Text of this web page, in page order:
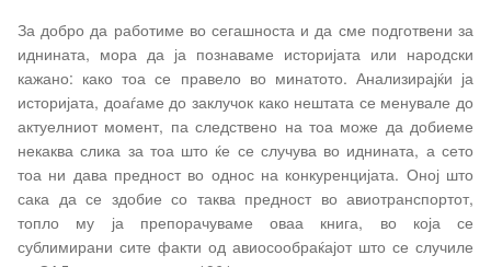
За добро да работиме во сегашноста и да сме подготвени за
иднината, мора да ја познаваме историјата или народски
кажано: како тоа се правело во минатото. Анализирајќи ја
историјата, доаѓаме до заклучок како нештата се менувале до
актуелниот момент, па следствено на тоа може да добиеме
некаква слика за тоа што ќе се случува во иднината, а сето
тоа ни дава предност во однос на конкуренцијата. Оној што
сака да се здобие со таква предност во авиотранспортот,
топло му ја препорачуваме оваа книга, во која се
сублимирани сите факти од авиосообраќајот што се случиле